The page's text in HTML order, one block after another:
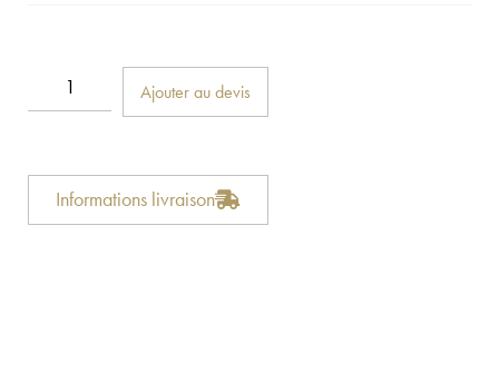
Ajouter au devis
Informations livraison